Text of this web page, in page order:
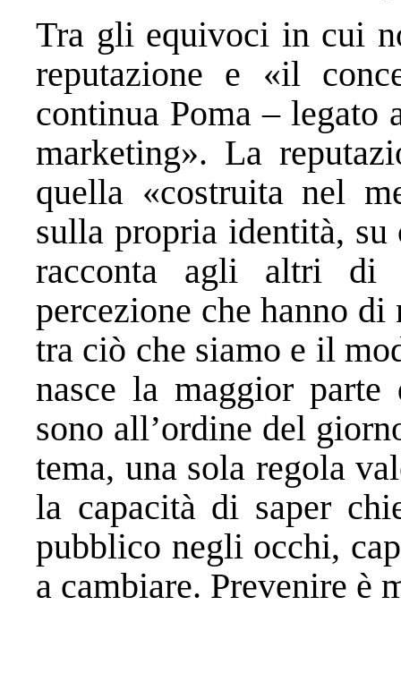
Tra gli equivoci in cui
reputazione e «il
continua Poma –
marketing». La
quella «costruita nel
sulla propria identità,
racconta agli altri di
percezione che hanno
tra ciò che siamo e il
nasce la maggior
sono all’ordine del
tema, una sola regola
la capacità di saper
pubblico negli occhi,
a cambiare. Prevenire è